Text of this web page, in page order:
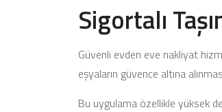
Sigortalı
Güvenli evden eve nakliyat
eşyaların güvence altına
Bu uygulama özellikle yüksek